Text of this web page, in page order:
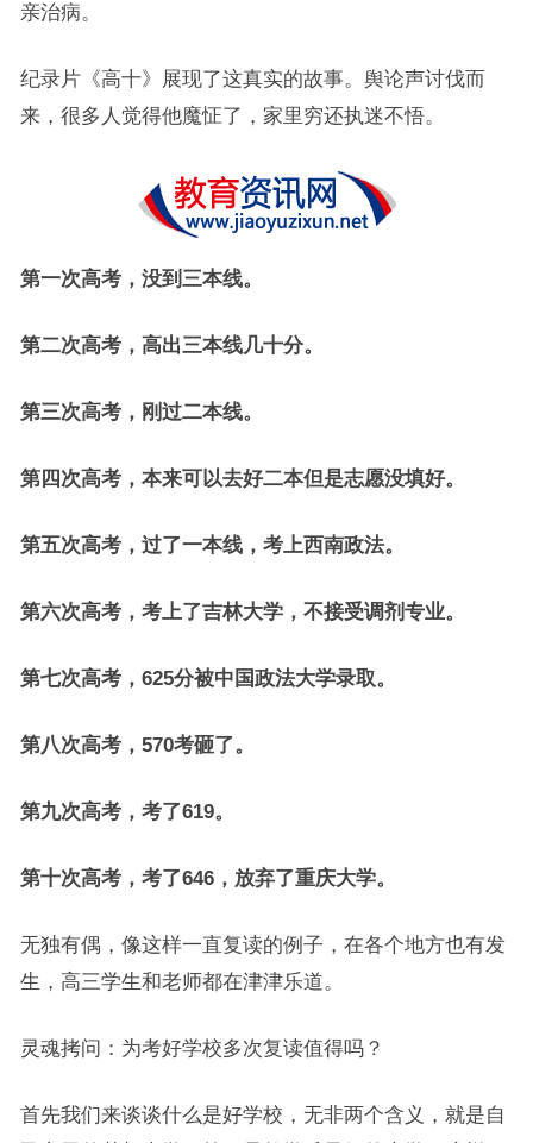
亲治病。
纪录片《高十》展现了这真实的故事。舆论声讨伐而
来，很多人觉得他魔怔了，家里穷还执迷不悟。
第一次高考，没到三本线。
第二次高考，高出三本线几十分。
第三次高考，刚过二本线。
第四次高考，本来可以去好二本但是志愿没填好。
第五次高考，过了一本线，考上西南政法。
第六次高考，考上了吉林大学，不接受调剂专业。
第七次高考，625分被中国政法大学录取。
第八次高考，570考砸了。
第九次高考，考了619。
第十次高考，考了646，放弃了重庆大学。
无独有偶，像这样一直复读的例子，在各个地方也有发
生，高三学生和老师都在津津乐道。
灵魂拷问：为考好学校多次复读值得吗？
首先我们来谈谈什么是好学校，无非两个含义，就是自